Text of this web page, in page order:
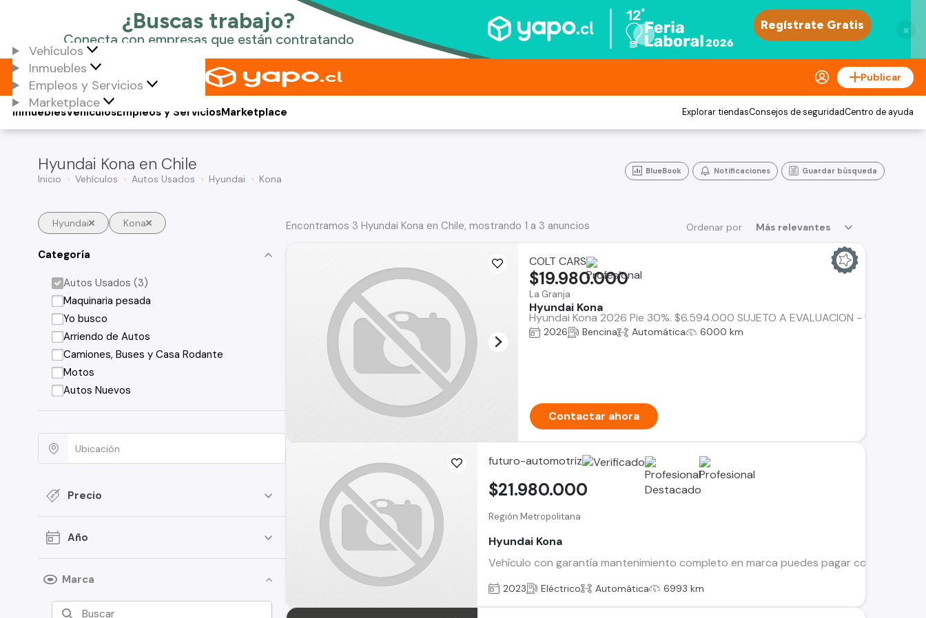
×
Vehículos
Inmuebles
Empleos y Servicios
Marketplace
Publicar
Vehículos
Inmuebles Empleos y ServiciosMarketplace Explorar tiendasConsejos de seguridadCentro de ayuda
Hyundai Kona en Chile
Inicio Vehículos Autos Usados Hyundai Kona
BlueBook Notificaciones Guardar búsqueda
Hyundai Kona
Categoría
Autos Usados (3)
Maquinaria pesada
Yo busco
Arriendo de Autos
Camiones, Buses y Casa Rodante
Motos
Autos Nuevos
Precio
Año
Marca
Ordenar por Más relevantes
Encontramos 3 Hyundai Kona en Chile, mostrando 1 a 3 anuncios
COLT CARS
La Granja
Hyundai Kona
Hyundai Kona 2026 Pie 30%. $6.594.000 SUJETO A EVALUACION - Único
$19.980.000
2026 Bencina Automática 6000 km
Contactar ahora
futuro-automotriz
Región Metropolitana
Hyundai Kona
Vehículo con garantía mantenimiento completo en marca puedes pagar con tarjeta
$21.980.000
2023 Eléctrico Automática 6993 km